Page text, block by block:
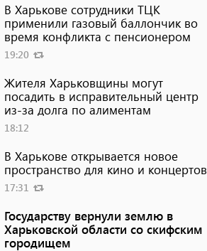
В Харькове сотрудники ТЦК
применили газовый баллончик во
время конфликта с пенсионером
19:20
Жителя Харьковщины могут
посадить в исправительный центр
из-за долга по алиментам
18:12
В Харькове открывается новое
пространство для кино и концертов
17:31
Государству вернули землю в
Харьковской области со скифским
городищем